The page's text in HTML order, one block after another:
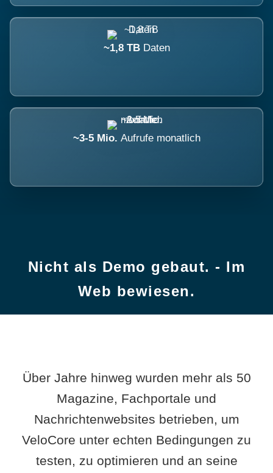
~1,8 TB Daten
~3-5 Mio. Aufrufe monatlich
Nicht als Demo gebaut. - Im
Web bewiesen.
Über Jahre hinweg wurden mehr als 50
Magazine, Fachportale und
Nachrichtenwebsites betrieben, um
VeloCore unter echten Bedingungen zu
testen, zu optimieren und an seine